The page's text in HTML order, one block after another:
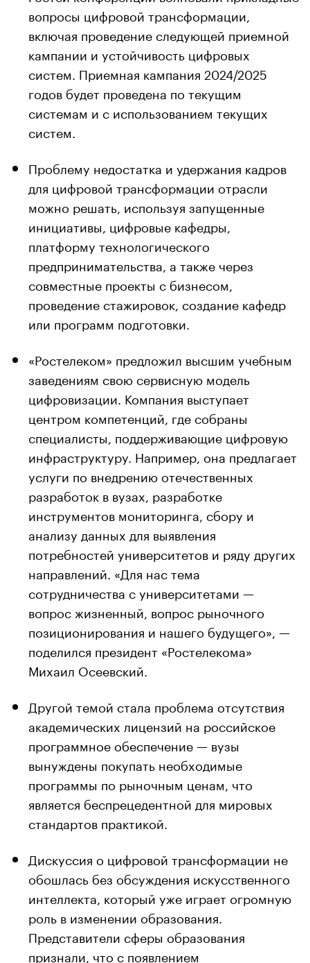
вопросы цифровой трансформации,
включая проведение следующей приемной
кампании и устойчивость цифровых
систем. Приемная кампания 2024/2025
годов будет проведена по текущим
системам и с использованием текущих
систем.
Проблему недостатка и удержания кадров
для цифровой трансформации отрасли
можно решать, используя запущенные
инициативы, цифровые кафедры,
платформу технологического
предпринимательства, а также через
совместные проекты с бизнесом,
проведение стажировок, создание кафедр
или программ подготовки.
«Ростелеком» предложил высшим учебным
заведениям свою сервисную модель
цифровизации. Компания выступает
центром компетенций, где собраны
специалисты, поддерживающие цифровую
инфраструктуру. Например, она предлагает
услуги по внедрению отечественных
разработок в вузах, разработке
инструментов мониторинга, сбору и
анализу данных для выявления
потребностей университетов и ряду других
направлений. «Для нас тема
сотрудничества с университетами —
вопрос жизненный, вопрос рыночного
позиционирования и нашего будущего», —
поделился президент «Ростелекома»
Михаил Осеевский.
Другой темой стала проблема отсутствия
академических лицензий на российское
программное обеспечение — вузы
вынуждены покупать необходимые
программы по рыночным ценам, что
является беспрецедентной для мировых
стандартов практикой.
Дискуссия о цифровой трансформации не
обошлась без обсуждения искусственного
интеллекта, который уже играет огромную
роль в изменении образования.
Представители сферы образования
признали, что с появлением